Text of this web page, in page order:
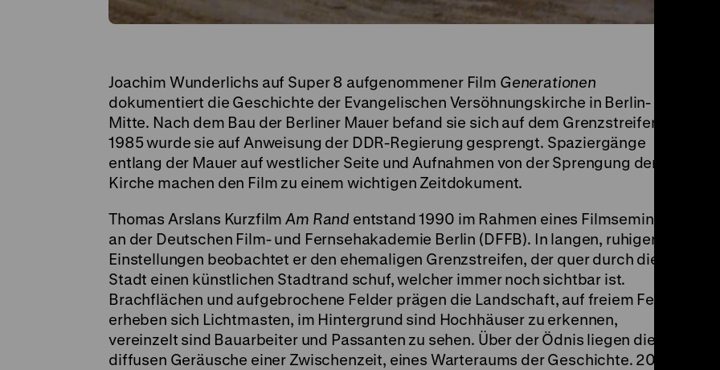
Joachim Wunderlichs auf Super 8 aufgenommener Film Generationen
dokumentiert die Geschichte der Evangelischen Versöhnungskirche in Berlin-
Mitte. Nach dem Bau der Berliner Mauer befand sie sich auf dem Grenzstreifen,
1985 wurde sie auf Anweisung der DDR-Regierung gesprengt. Spaziergänge
entlang der Mauer auf westlicher Seite und Aufnahmen von der Sprengung der
Kirche machen den Film zu einem wichtigen Zeitdokument.
Thomas Arslans KurzfilmAm Rand entstand 1990 im Rahmen eines Filmseminars
an der Deutschen Film- und Fernsehakademie Berlin (DFFB). In langen, ruhigen
Einstellungen beobachtet er den ehemaligen Grenzstreifen, der quer durch die
Stadt einen künstlichen Stadtrand schuf, welcher immer noch sichtbar ist.
Brachflächen und aufgebrochene Felder prägen die Landschaft, auf freiem Feld
erheben sich Lichtmasten, im Hintergrund sind Hochhäuser zu erkennen,
vereinzelt sind Bauarbeiter und Passanten zu sehen. Über der Ödnis liegen die
diffusen Geräusche einer Zwischenzeit, eines Warteraums der Geschichte. 2024